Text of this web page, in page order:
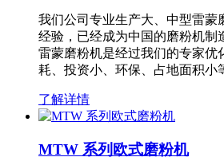
我们公司专业生产大、中型雷蒙
经验，已经成为中国的磨粉机制
雷蒙磨粉机是经过我们的专家优
耗、投资小、环保、占地面积
了解详情
MTW 系列欧式磨粉机